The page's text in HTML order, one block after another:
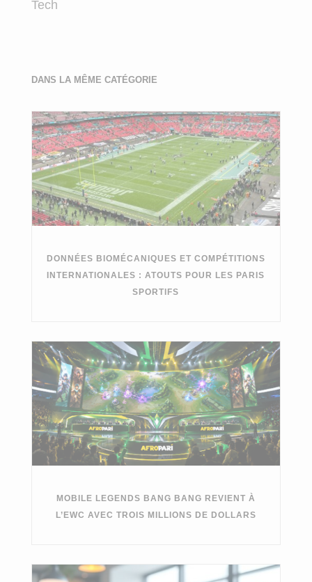
Tech
DANS LA MÊME CATÉGORIE
DONNÉES BIOMÉCANIQUES ET COMPÉTITIONS
INTERNATIONALES : ATOUTS POUR LES PARIS
SPORTIFS
MOBILE LEGENDS BANG BANG REVIENT À
L’EWC AVEC TROIS MILLIONS DE DOLLARS